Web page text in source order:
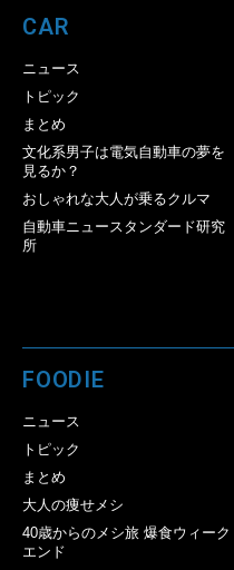
CAR
ニュース
トピック
まとめ
文化系男子は電気自動車の夢を
見るか？
おしゃれな大人が乗るクルマ
自動車ニュースタンダード研究
所
FOODIE
ニュース
トピック
まとめ
大人の痩せメシ
40歳からのメシ旅 爆食ウィーク
エンド